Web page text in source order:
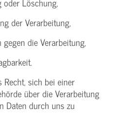
der Verarbeitung,
die Verarbeitung,
Recht, sich bei einer
über die Verarbeitung
Daten durch uns zu